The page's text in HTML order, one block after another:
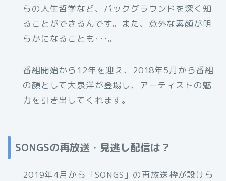
らの人生哲学など、バックグラウンドを深く知
ることができるんです。また、意外な素顔が明
らかになることも･･･。
番組開始から12年を迎え、2018年5月から番組
の顔として大泉洋が登場し、アーティストの魅
力を引き出してくれます。
SONGSの再放送・見逃し配信は？
2019年4月から「SONGS」の再放送枠が設けら